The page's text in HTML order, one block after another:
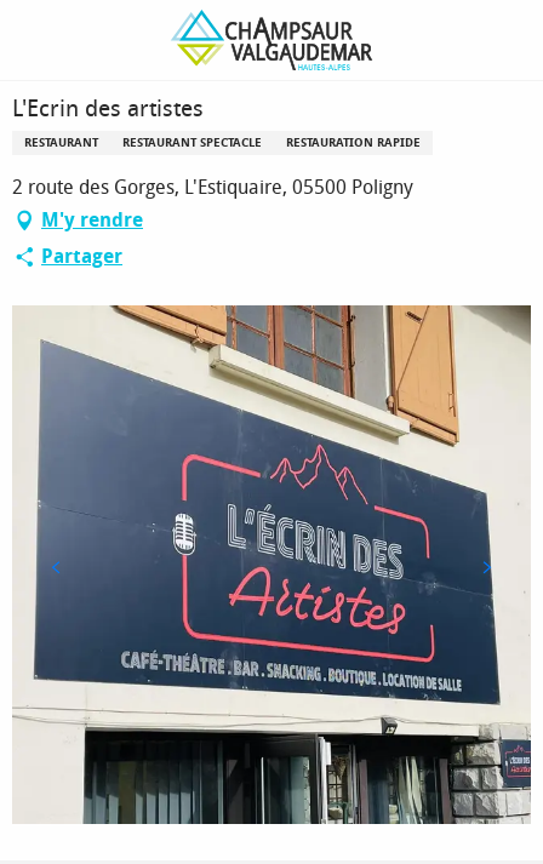
principal
L'Ecrin des artistes
L'Ecrin des artistes
RESTAURANT RESTAURANT SPECTACLE RESTAURATION RAPIDE
2 route des Gorges, L'Estiquaire, 05500 Poligny
M'y rendre
Partager